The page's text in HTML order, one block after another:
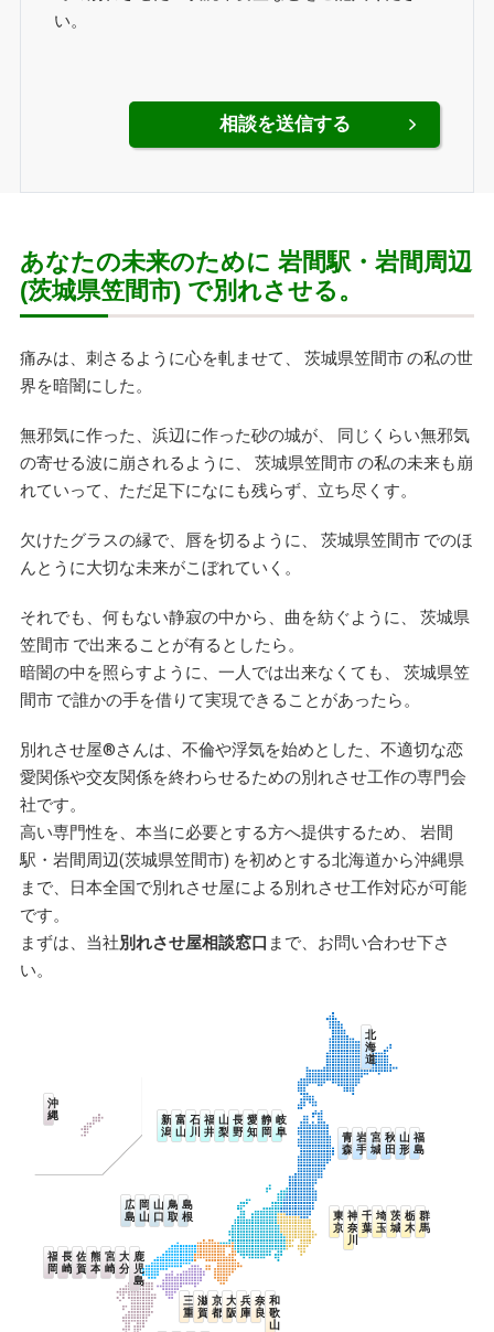
い。
あなたの未来のために 岩間駅・岩間周辺
(茨城県笠間市) で別れさせる。
痛みは、刺さるように心を軋ませて、 茨城県笠間市 の私の世
界を暗闇にした。
無邪気に作った、浜辺に作った砂の城が、 同じくらい無邪気
の寄せる波に崩されるように、 茨城県笠間市 の私の未来も崩
れていって、ただ足下になにも残らず、立ち尽くす。
欠けたグラスの縁で、唇を切るように、 茨城県笠間市 でのほ
んとうに大切な未来がこぼれていく。
それでも、何もない静寂の中から、曲を紡ぐように、 茨城県
笠間市 で出来ることが有るとしたら。
暗闇の中を照らすように、一人では出来なくても、 茨城県笠
間市 で誰かの手を借りて実現できることがあったら。
別れさせ屋®さんは、不倫や浮気を始めとした、不適切な恋
愛関係や交友関係を終わらせるための別れさせ工作の専門会
社です。
高い専門性を、本当に必要とする方へ提供するため、 岩間
駅・岩間周辺(茨城県笠間市) を初めとする北海道から沖縄県
まで、日本全国で別れさせ屋による別れさせ工作対応が可能
です。
まずは、当社別れさせ屋相談窓口 まで、お問い合わせ下さ
い。
北
海
道
青
森
岩
手
宮
城
秋
田
山
形
福
島
東
京
神
奈
川
千
葉
埼
玉
茨
城
栃
木
群
馬
新
潟
富
山
石
川
福
井
山
梨
長
野
愛
知
静
岡
岐
阜
三
重
滋
賀
京
都
大
阪
兵
庫
奈
良
和
歌
山
広
島
岡
山
山
口
鳥
取
島
根
福
岡
長
崎
佐
賀
熊
本
宮
崎
大
分
鹿
児
島
沖
縄